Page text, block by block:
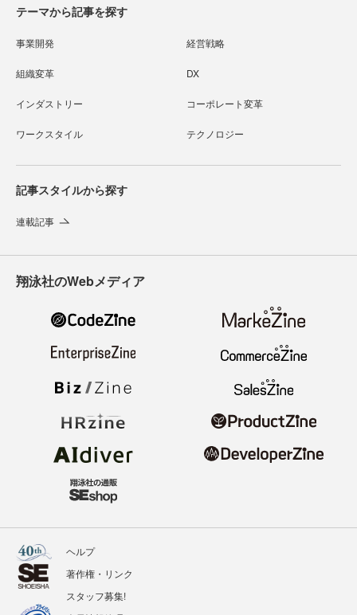
テーマから記事を探す
事業開発 経営戦略
組織変革 DX
インダストリー コーポレート変革
ワークスタイル テクノロジー
記事スタイルから探す
連載記事
翔泳社のWebメディア
ヘルプ
著作権・リンク
スタッフ募集!